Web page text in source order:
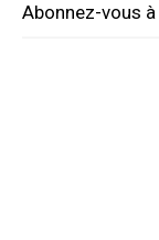
Abonnez-vous